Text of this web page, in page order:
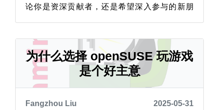
论你是资深贡献者，还是希望深入参与的新朋
🟢 注册台 / 接待处 成为参会者见到的第一张友善
面孔！协助接待、分发参会证和周边礼品，并解
答关于会场和日程的基本问题。...
为什么选择 openSUSE 玩游戏
是个好主意
Fangzhou Liu
2025-05-31